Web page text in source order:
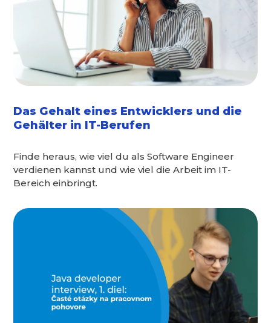
Das Gehalt eines Entwicklers und die
Gehälter in IT-Berufen
Finde heraus, wie viel du als Software Engineer
verdienen kannst und wie viel die Arbeit im IT-
Bereich einbringt.